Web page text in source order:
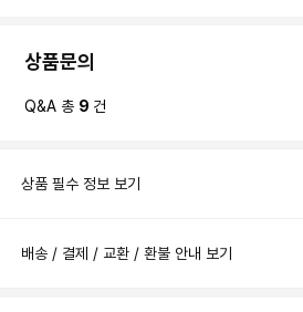
상품문의
Q&A 총 9 건
상품 필수 정보 보기
배송 / 결제 / 교환 / 환불 안내 보기